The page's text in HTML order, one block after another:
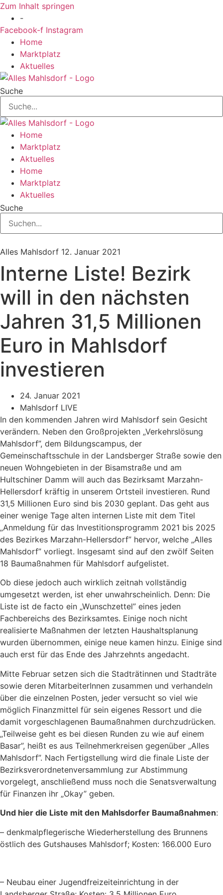
Zum Inhalt springen
-
Facebook-f Instagram
Home
Marktplatz
Aktuelles
Suche
Home
Marktplatz
Aktuelles
Home
Marktplatz
Aktuelles
Suche
Alles Mahlsdorf 12. Januar 2021
Interne Liste! Bezirk
will in den nächsten
Jahren 31,5 Millionen
Euro in Mahlsdorf
investieren
24. Januar 2021
Mahlsdorf LIVE
In den kommenden Jahren wird Mahlsdorf sein Gesicht
verändern. Neben den Großprojekten „Verkehrslösung
Mahlsdorf”, dem Bildungscampus, der
Gemeinschaftsschule in der Landsberger Straße sowie den
neuen Wohngebieten in der Bisamstraße und am
Hultschiner Damm will auch das Bezirksamt Marzahn-
Hellersdorf kräftig in unserem Ortsteil investieren. Rund
31,5 Millionen Euro sind bis 2030 geplant. Das geht aus
einer wenige Tage alten internen Liste mit dem Titel
„Anmeldung für das Investitionsprogramm 2021 bis 2025
des Bezirkes Marzahn-Hellersdorf” hervor, welche „Alles
Mahlsdorf” vorliegt. Insgesamt sind auf den zwölf Seiten
18 Baumaßnahmen für Mahlsdorf aufgelistet.
Ob diese jedoch auch wirklich zeitnah vollständig
umgesetzt werden, ist eher unwahrscheinlich. Denn: Die
Liste ist de facto ein „Wunschzettel” eines jeden
Fachbereichs des Bezirksamtes. Einige noch nicht
realisierte Maßnahmen der letzten Haushaltsplanung
wurden übernommen, einige neue kamen hinzu. Einige sind
auch erst für das Ende des Jahrzehnts angedacht.
Mitte Februar setzen sich die Stadträtinnen und Stadträte
sowie deren MitarbeiterInnen zusammen und verhandeln
über die einzelnen Posten, jeder versucht so viel wie
möglich Finanzmittel für sein eigenes Ressort und die
damit vorgeschlagenen Baumaßnahmen durchzudrücken.
„Teilweise geht es bei diesen Runden zu wie auf einem
Basar”, heißt es aus Teilnehmerkreisen gegenüber „Alles
Mahlsdorf”. Nach Fertigstellung wird die finale Liste der
Bezirksverordnetenversammlung zur Abstimmung
vorgelegt, anschließend muss noch die Senatsverwaltung
für Finanzen ihr „Okay” geben.
Und hier die Liste mit den Mahlsdorfer Baumaßnahmen:
– denkmalpflegerische Wiederherstellung des Brunnens
östlich des Gutshauses Mahlsdorf; Kosten: 166.000 Euro
– Neubau einer Jugendfreizeiteinrichtung in der